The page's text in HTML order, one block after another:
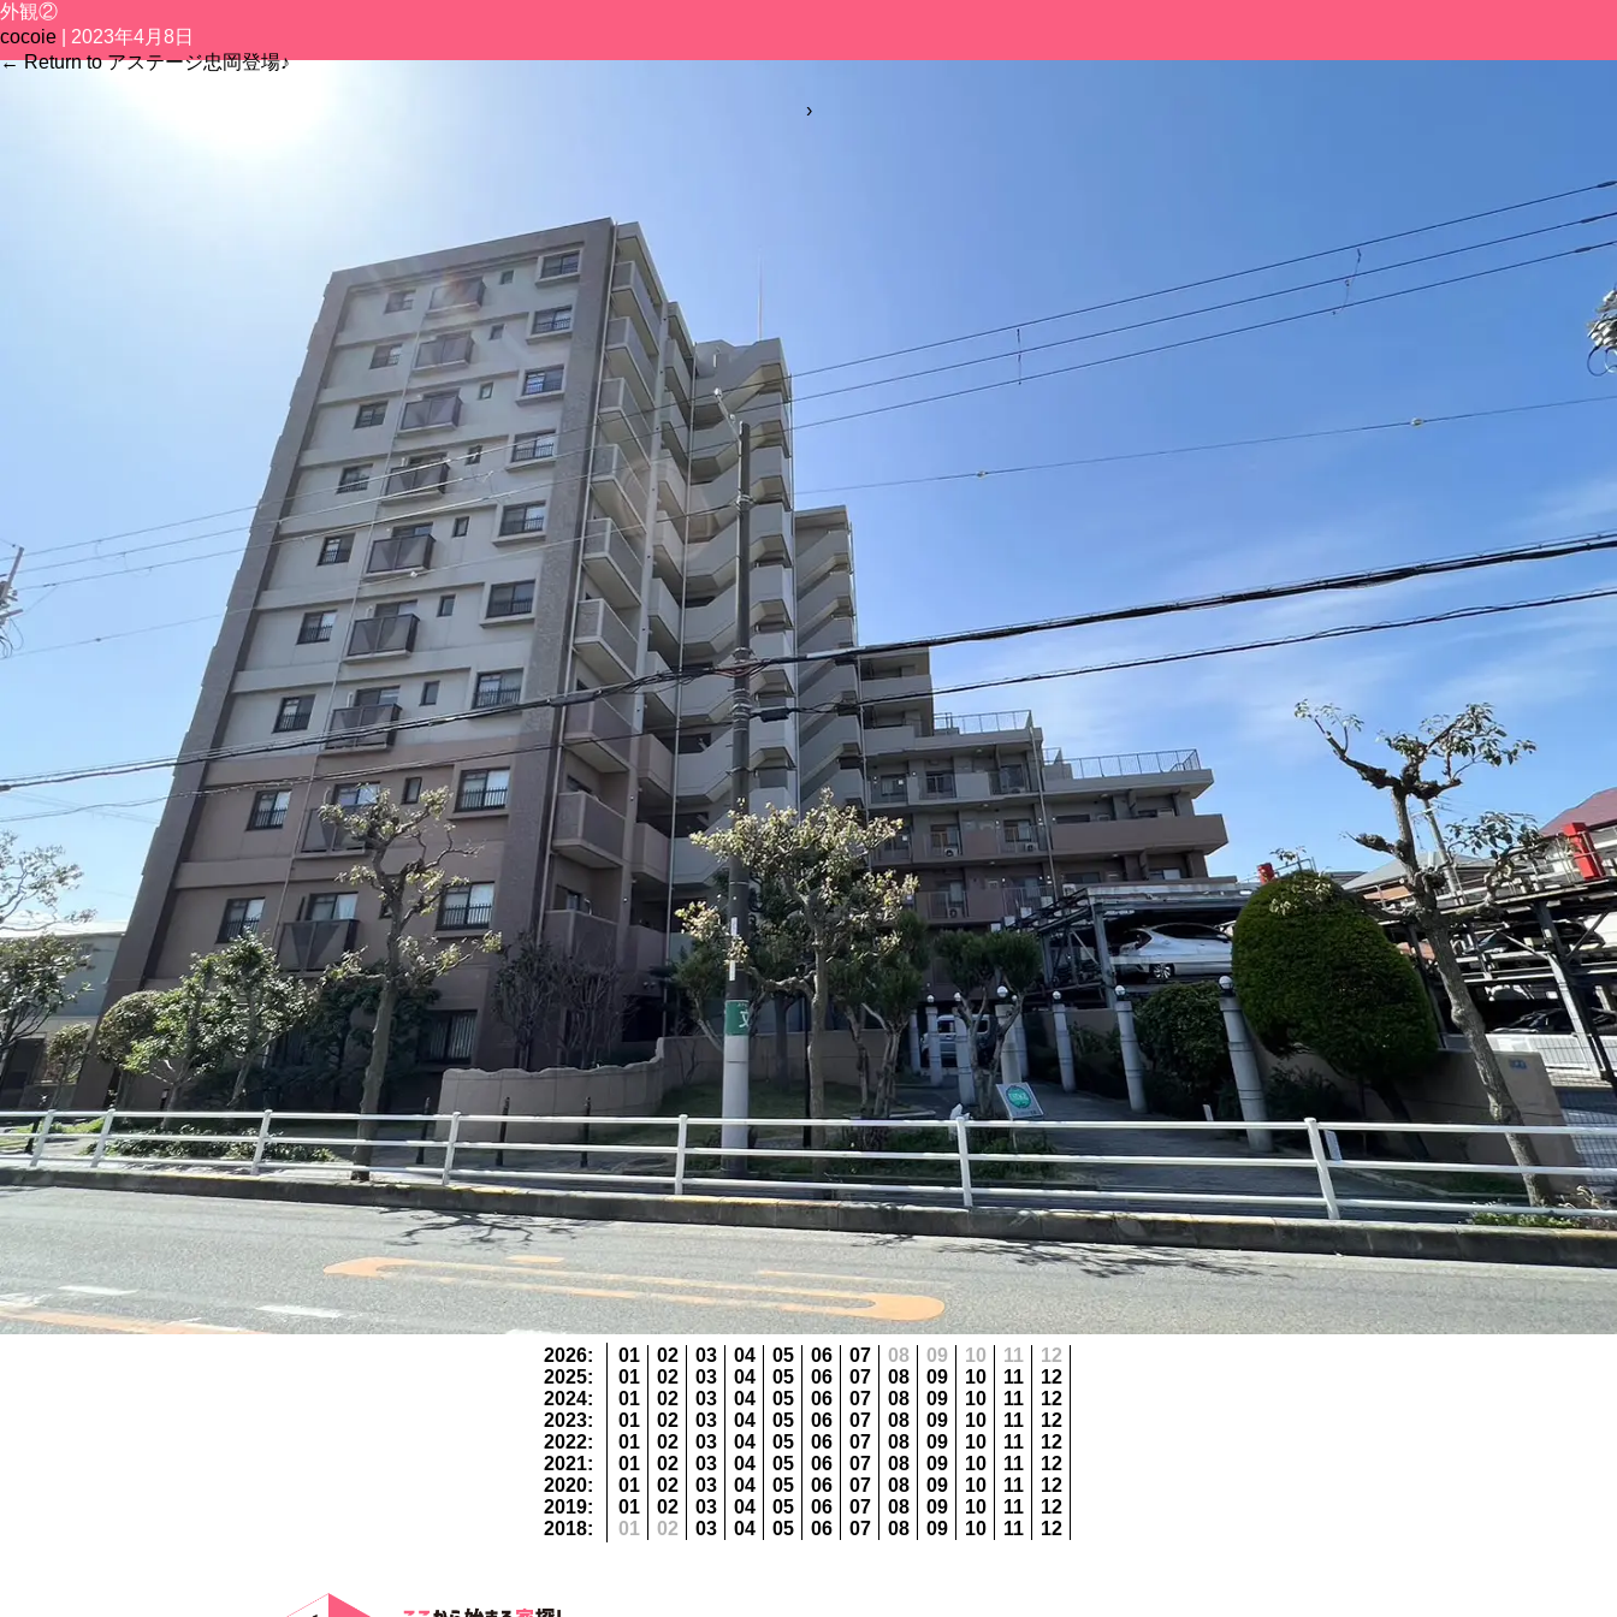
外観②
cocoie
2023年4月8日
←Return to アステージ忠岡登場♪
›
2026: 01 02 03 04 05 06 07 08 09 10 11
12
2025: 01 02 03 04 05 06 07 08 09 10 11
12
2024: 01 02 03 04 05 06 07 08 09 10 11
12
2023: 01 02 03 04 05 06 07 08 09 10 11
12
2022: 01 02 03 04 05 06 07 08 09 10 11
12
2021: 01 02 03 04 05 06 07 08 09 10 11
12
2020: 01 02 03 04 05 06 07 08 09 10 11
12
2019: 01 02 03 04 05 06 07 08 09 10 11
12
2018: 01 02 03 04 05 06 07 08 09 10 11 12